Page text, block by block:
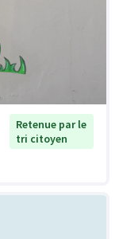
Retenue par le
tri citoyen